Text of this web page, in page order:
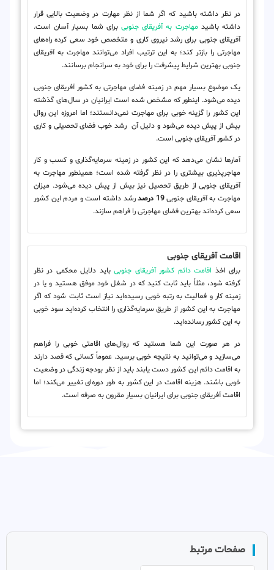
در نظر داشته باشید که اگر شما از نظر مهارت در وضعیت بالایی قرار
داشته باشیدمهاجرت به آفریقای جنوبی برای شما بسیار آسان است.
آفریقای جنوبی برای رشد نیروی کاری و متخصص خود سعی کرده راه‌های
مهاجرتی را بازتر کند؛ به این ترتیب افراد می‌توانند مهاجرت به آفریقای
جنوبی بهترین شرایط پیشرفت را برای خود به سرانجام برسانند.
یک موضوع بسیار مهم در زمینه فضای مهاجرتی به کشور آفریقای جنوبی
دیده می‌شود. اینطور که مشخص شده است ایرانیان در سال‌های گذشته
این کشور را گزینه خوبی برای مهاجرت نمی‌دانستند؛ اما امروزه این روال
بیش از پیش دیده می‌شود و دلیل آن رشد خوب فضای تحصیلی و کاری
در کشور آفریقای جنوبی است.
آمارها نشان می‌دهد که این کشور در زمینه سرمایه‌گذاری و کسب و کار
مهاجرپذیری بیشتری را در نظر گرفته شده است؛ همینطور مهاجرت به
آفریقای جنوبی از طریق تحصیل نیز بیش از پیش دیده می‌شود. میزان
مهاجرت به آفریقای جنوبی19 درصد
رشد داشته است و مردم این کشور
سعی کرده‌اند بهترین فضای مهاجرتی را فراهم سازند.
اقامت آفریقای جنوبی
برای اخذ اقامت دائم کشور آفریقای جنوبیباید دلایل محکمی در نظر
گرفته شود، مثلاً باید ثابت کنید که در شغل خود موفق هستید و یا در
زمینه کار و فعالیت به رتبه خوبی رسیده‌اید نیاز است ثابت شود که اگر
مهاجرت به این کشور از طریق سرمایه‌گذاری را انتخاب کرده‌اید سود خوبی
به این کشور رسانده‌اید.
در هر صورت این شما هستید که روال‌های اقامتی خوبی را فراهم
می‌سازید و می‌توانید به نتیجه خوبی برسید. عموماً کسانی که قصد دارند
به اقامت دائم این کشور دست یابند باید از نظر بودجه زندگی در وضعیت
خوبی باشند. هزینه اقامت در این کشور به طور دوره‌ای تغییر می‌کند؛ اما
اقامت آفریقای جنوبی برای ایرانیان بسیار مقرون به صرفه است.
صفحات مرتبط